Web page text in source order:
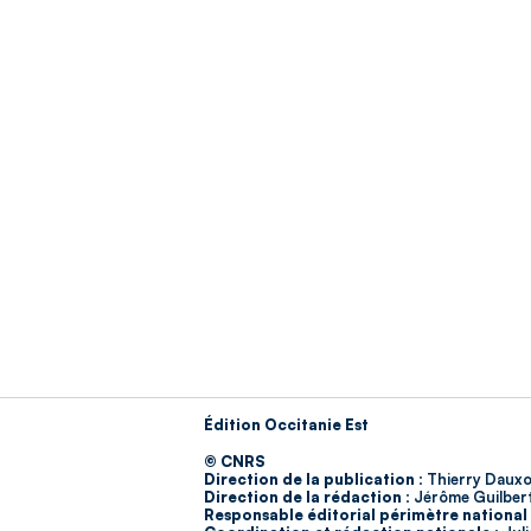
Édition Occitanie Est
© CNRS
Direction de la publication : Thierry
Direction de la rédaction : Jérôme
Responsable éditorial périmètre national